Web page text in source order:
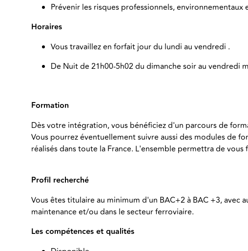
Prévenir les risques professionnels,
Horaires
Vous travaillez en forfait jour du lundi au vendredi .
De Nuit de 21h00-5h02 du dimanche soir au vendredi
Formation
Dès votre intégration, vous bénéficiez d'un parcours de
Vous pourrez éventuellement suivre aussi des modules de
réalisés dans toute la France. L'ensemble permettra de
Profil recherché
Vous êtes titulaire au minimum d'un BAC+2 à BAC +3,
maintenance et/ou dans le secteur ferroviaire.
Les compétences et qualités